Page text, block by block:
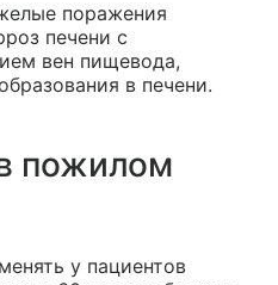
поражения
печени с
вен пищевода,
в печени.
пожилом
у пациентов